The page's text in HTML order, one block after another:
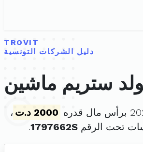
TROVIT
دليل الشركات التونسية
ستريم ماشين
2000 د.ت
،
تحت الرقم 1797662S
.